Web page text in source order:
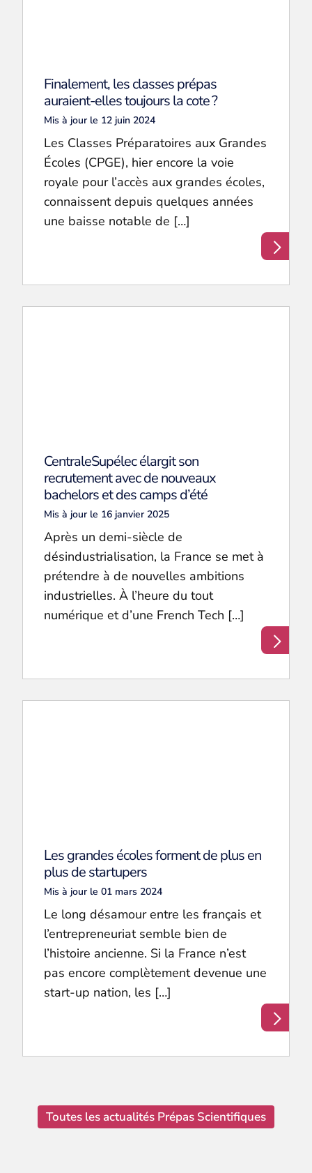
Finalement, les classes prépas
auraient-elles toujours la cote ?
Mis à jour le 12 juin 2024
Les Classes Préparatoires aux Grandes
Écoles (CPGE), hier encore la voie
royale pour l’accès aux grandes écoles,
connaissent depuis quelques années
une baisse notable de […]
CentraleSupélec élargit son
recrutement avec de nouveaux
bachelors et des camps d’été
Mis à jour le 16 janvier 2025
Après un demi-siècle de
désindustrialisation, la France se met à
prétendre à de nouvelles ambitions
industrielles. À l’heure du tout
numérique et d’une French Tech […]
Les grandes écoles forment de plus en
plus de startupers
Mis à jour le 01 mars 2024
Le long désamour entre les français et
l’entrepreneuriat semble bien de
l’histoire ancienne. Si la France n’est
pas encore complètement devenue une
start-up nation, les […]
Toutes les actualités Prépas Scientifiques